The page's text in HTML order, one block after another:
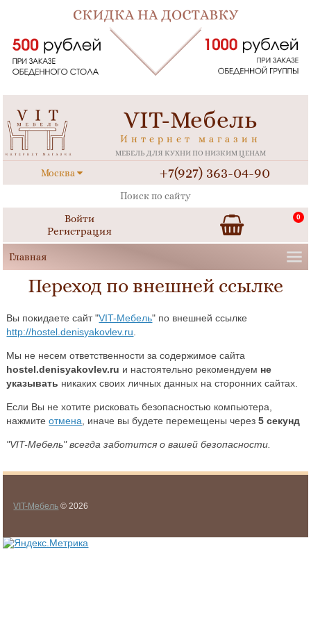
VIT-Мебель
Интернет магазин
МЕБЕЛЬ ДЛЯ КУХНИ ПО НИЗКИМ ЦЕНАМ
Москва +7(927) 363-04-90
Войти
Регистрация
0
Переход по внешней ссылке
Вы покидаете сайт "VIT-Мебель" по внешней ссылке
http://hostel.denisyakovlev.ru
Мы не несем ответственности за содержимое сайта
hostel.denisyakovlev.ru и настоятельно рекомендуем не
указывать никаких своих личных данных на сторонних сайтах.
Если Вы не хотите рисковать безопасностью компьютера,
нажмитеотмена , иначе вы будете перемещены через5 секунд
"VIT-Мебель" всегда заботится о вашей безопасности.
VIT-Мебель © 2026